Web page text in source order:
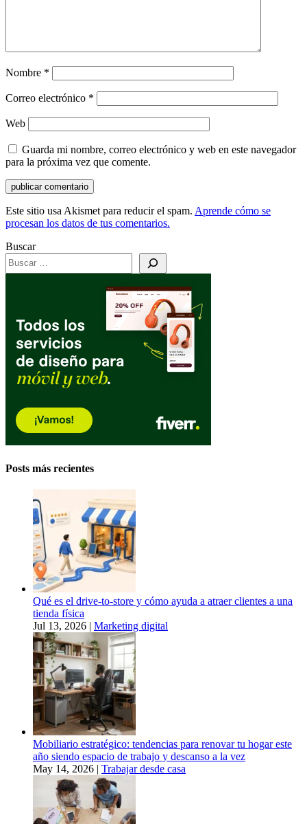
Nombre *
Correo electrónico *
Web
Guarda mi nombre, correo electrónico y web en este navegador
para la próxima vez que comente.
Este sitio usa Akismet para reducir el spam. Aprende cómo se
procesan los datos de tus comentarios.
Buscar
Posts más recientes
Qué es el drive-to-store y cómo ayuda a atraer clientes a una
tienda física
Jul 13, 2026
Marketing digital
Mobiliario estratégico: tendencias para renovar tu hogar este
año siendo espacio de trabajo y descanso a la vez
May 14, 2026
Trabajar desde casa